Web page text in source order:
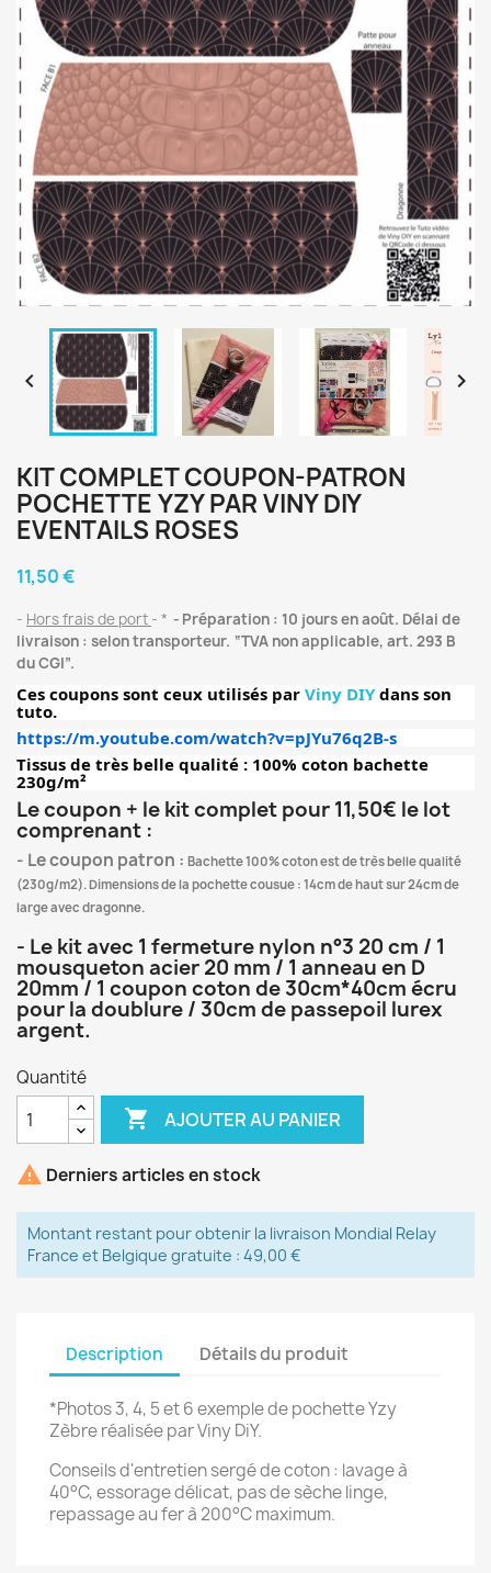
 
KIT COMPLET COUPON-PATRON
POCHETTE YZY PAR VINY DIY
EVENTAILS ROSES
11,50 €
Hors frais de port *
Préparation : 10 jours en août. Délai de
livraison : selon transporteur. “TVA non applicable, art. 293 B
du CGI”.
Ces coupons sont ceux utilisés par Viny DIYdans son
tuto.
https://m.youtube.com/watch?v=pJYu76q2B-s
Tissus de très belle qualité : 100% coton bachette
230g/m²
Le coupon + le kit complet pour 11,50€ le lot
comprenant :
- Le coupon patron : Bachette 100% coton est de très belle qualité
(230g/m2). Dimensions de la pochette cousue : 14cm de haut sur 24cm de
large avec dragonne.
- Le kit avec 1 fermeture nylon n°3 20 cm / 1
mousqueton acier 20 mm / 1 anneau en D
20mm / 1 coupon coton de 30cm*40cm écru
pour la doublure / 30cm de passepoil lurex
argent.
Quantité
 AJOUTER AU PANIER
 Derniers articles en stock
Montant restant pour obtenir la livraison Mondial Relay
France et Belgique gratuite : 49,00 €
Description Détails du produit
*Photos 3, 4, 5 et 6 exemple de pochette Yzy
Zèbre réalisée par Viny DiY.
Conseils d'entretien sergé de coton : lavage à
40°C, essorage délicat, pas de sèche linge,
repassage au fer à 200°C maximum.